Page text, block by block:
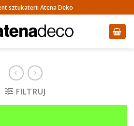
sztukaterii Atena Deko
FILTRUJ